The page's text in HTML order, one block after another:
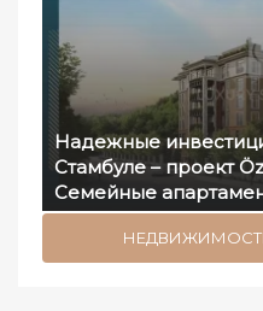
Надежные
Стамбуле – проект
Семейные